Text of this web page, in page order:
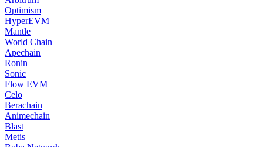
Optimism
HyperEVM
Mantle
World Chain
Apechain
Ronin
Sonic
Flow EVM
Celo
Berachain
Animechain
Blast
Metis